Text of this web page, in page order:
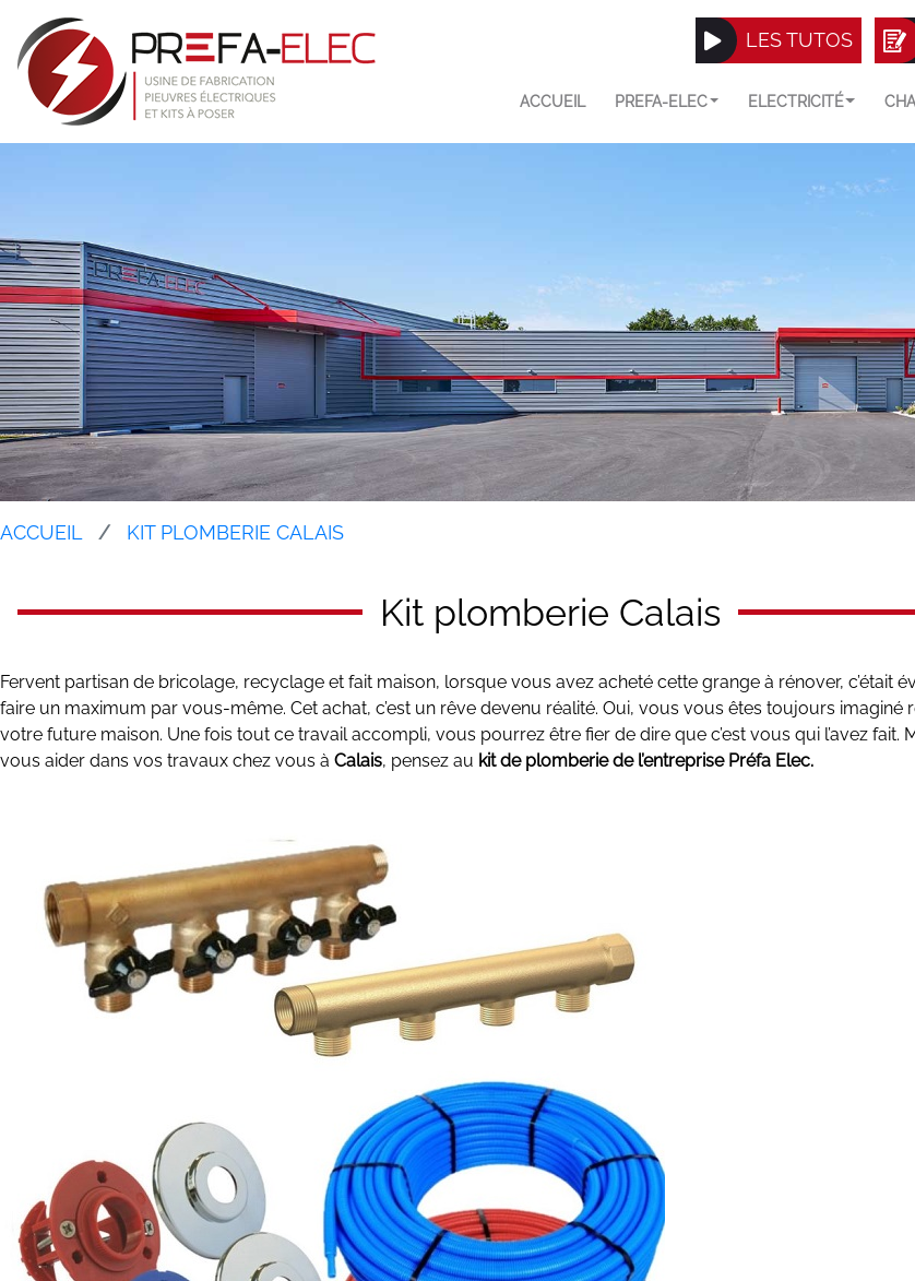
LES TUTOS
ACCUEIL PREFA-ELEC ELECTRICITÉ
ACCUEIL KIT PLOMBERIE CALAIS
Kit plomberie Calais
Fervent partisan de bricolage, recyclage et fait maison, lorsque vous avez acheté cette grange à rénover, c’était
faire un maximum par vous-même. Cet achat, c’est un rêve devenu réalité. Oui, vous vous êtes toujours imaginé
votre future maison. Une fois tout ce travail accompli, vous pourrez être fier de dire que c’est vous qui l’avez fait.
vous aider dans vos travaux chez vous à Calais, pensez au kit de plomberie de l’entreprise Préfa Elec.